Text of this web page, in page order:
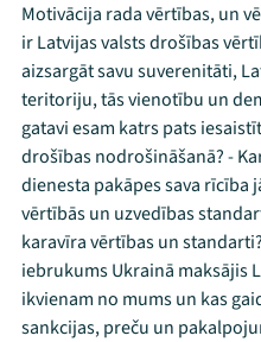
Motivācija rada vērtības, un
ir Latvijas valsts drošības
aizsargāt savu suverenitāti,
teritoriju, tās vienotību un
gatavi esam katrs pats
drošības nodrošināšanā? -
dienesta pakāpes sava rīcība
vērtībās un uzvedības
karavīra vērtības un
iebrukums Ukrainā maksājis
ikvienam no mums un kas
sankcijas, preču un